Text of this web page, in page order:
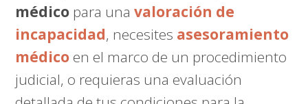
médico para unavaloración de
incapacidad, necesites asesoramiento
médico en el marco de un procedimiento
judicial, o requieras una evaluación